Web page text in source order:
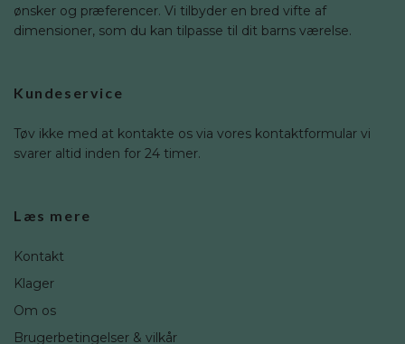
ønsker og præferencer. Vi tilbyder en bred vifte af
dimensioner, som du kan tilpasse til dit barns værelse.
Kundeservice
Tøv ikke med at kontakte os via vores kontaktformular vi
svarer altid inden for 24 timer.
Læs mere
Kontakt
Klager
Om os
Brugerbetingelser & vilkår